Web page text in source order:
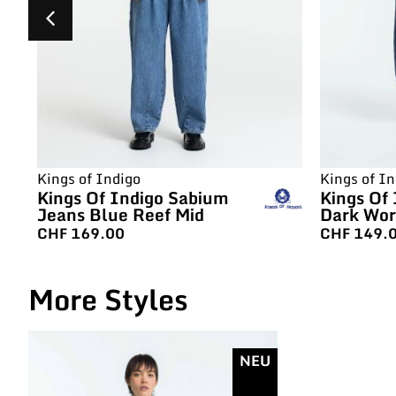
Kings of Indigo
Kings Of Indigo Sabium
Jeans Blue Reef Mid
CHF169.00
Kings of
Kings
Dark
CHF
More Styles
NEU